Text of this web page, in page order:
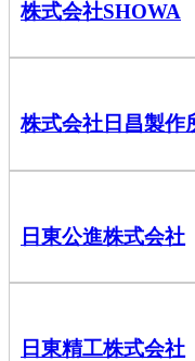
株式会社SHOWA
株式会社日昌製作
日東公進株式会社
日東精工株式会社